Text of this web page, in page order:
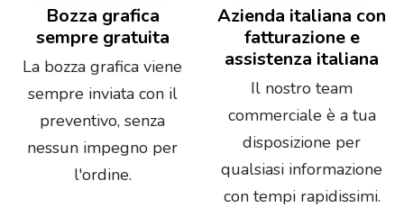
Bozza grafica
sempre gratuita
La bozza grafica viene
sempre inviata con il
preventivo, senza
nessun impegno per
l'ordine.
Azienda italiana con
fatturazione e
assistenza italiana
Il nostro team
commerciale è a tua
disposizione per
qualsiasi informazione
con tempi rapidissimi.